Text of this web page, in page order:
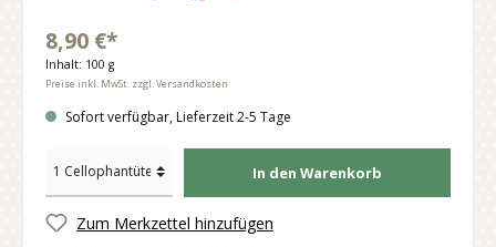
8,90 €*
Inhalt: 100 g
Preise inkl. MwSt. zzgl. Versandkosten
Sofort verfügbar, Lieferzeit 2-5 Tage
In den Warenkorb
Zum Merkzettel hinzufügen